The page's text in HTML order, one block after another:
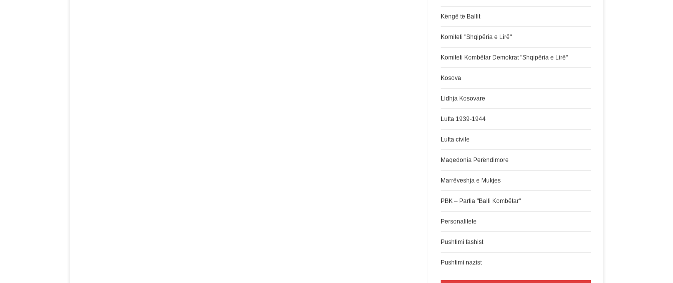
Këngë të Ballit
Komiteti "Shqipëria e Lirë"
Komiteti Kombëtar Demokrat "Shqipëria e Lirë"
Kosova
Lidhja Kosovare
Lufta 1939-1944
Lufta civile
Maqedonia Perëndimore
Marrëveshja e Mukjes
PBK – Partia "Balli Kombëtar"
Personalitete
Pushtimi fashist
Pushtimi nazist